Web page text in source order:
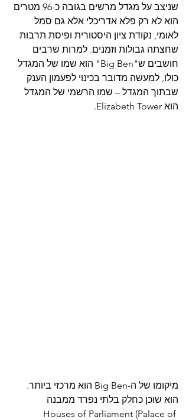
שניצב על מגדל מרשים בגובה כ-96 מטרים
הוא לא רק פלא אדריכלי אלא גם סמל
לאומי, נקודת ציון היסטורית ופיסת תרבות
שחצתה גבולות וזמנים. למרות שרבים
חושבים ש"Big Ben" הוא שמו של המגדל
כולו, למעשה מדובר בכינוי לפעמון הענק
שבתוך המגדל – שמו הרשמי של המגדל
הוא Elizabeth Tower.
מיקומו של ה-Big Ben הוא מרכזי ביותר.
הוא שוכן כחלק בלתי נפרד ממבנה
Houses of Parliament (Palace of